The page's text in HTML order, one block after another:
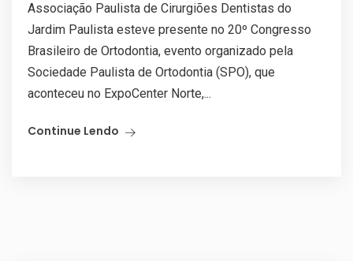
Associação Paulista de Cirurgiões Dentistas do
Jardim Paulista esteve presente no 20º Congresso
Brasileiro de Ortodontia, evento organizado pela
Sociedade Paulista de Ortodontia (SPO), que
aconteceu no ExpoCenter Norte,...
Continue Lendo